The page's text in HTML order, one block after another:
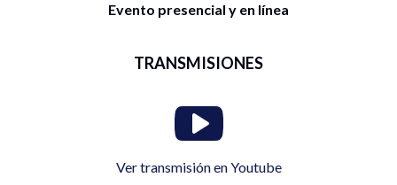
Evento presencial y en línea
TRANSMISIONES
Ver transmisión en Youtube